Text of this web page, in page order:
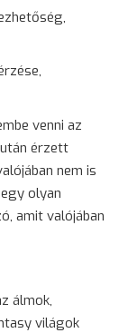
venni az
érzett
nem is
olyan
amit valójában
álmok,
világok